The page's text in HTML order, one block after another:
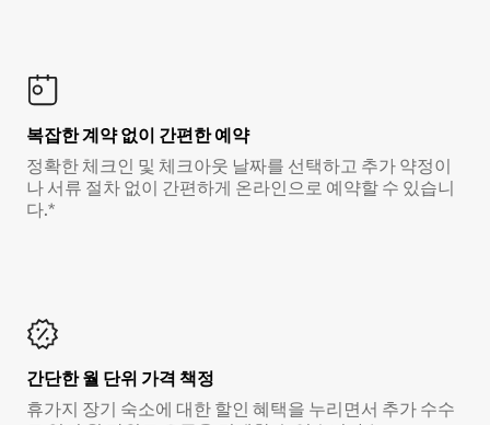
복잡한 계약 없이 간편한 예약
정확한 체크인 및 체크아웃 날짜를 선택하고 추가 약정이
나 서류 절차 없이 간편하게 온라인으로 예약할 수 있습니
다.*
간단한 월 단위 가격 책정
휴가지 장기 숙소에 대한 할인 혜택을 누리면서 추가 수수